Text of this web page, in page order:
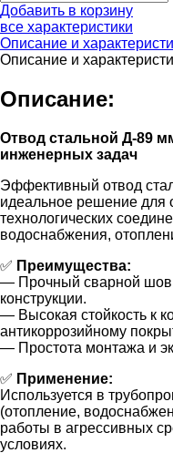
Добавить в корзину
все характеристики
Описание и
Описание и
Описание:
Отвод стальной Д-89
инженерных задач
Эффективный отвод
идеальное решение для
технологических
водоснабжения,
✅ Преимущества:
— Прочный сварной шов
конструкции.
— Высокая стойкость к
антикоррозийному
— Простота монтажа и
✅ Применение:
Используется в
(отопление,
работы в агрессивных
условиях.